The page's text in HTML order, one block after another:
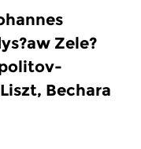
Zele?
Bechara